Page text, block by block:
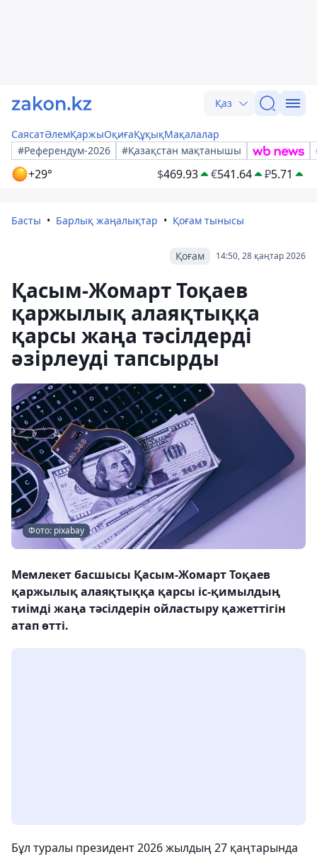
Қаз
СаясатӘлемҚаржыОқиғаҚұқықМақалалар
#Референдум-2026
#Қазақстан мақтанышы
+29° $469.93 €541.64 ₽5.71
Басты Барлық жаңалықтар Қоғам тынысы
14:50, 28 қаңтар 2026
Қоғам
Қасым-Жомарт Тоқаев
қаржылық алаяқтыққа
қарсы жаңа тәсілдерді
әзірлеуді тапсырды
Фото: pixabay
Мемлекет басшысы Қасым-Жомарт Тоқаев
қаржылық алаяқтыққа қарсы іс-қимылдың
тиімді жаңа тәсілдерін ойластыру қажеттігін
атап өтті.
Бұл туралы президент 2026 жылдың 27 қаңтарында